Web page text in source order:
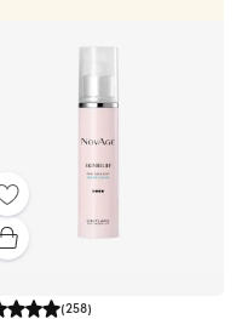
(258)